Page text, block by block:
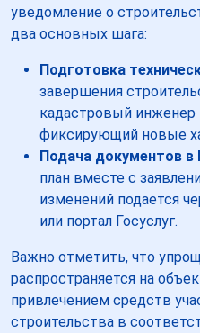
уведомление о
два основных шага:
Подготовка
завершения
кадастровый инженер
фиксирующий новые
Подача документов в
план вместе с
изменений подается
или портал Госуслуг.
Важно отметить, что
распространяется на
привлечением средств
строительства в